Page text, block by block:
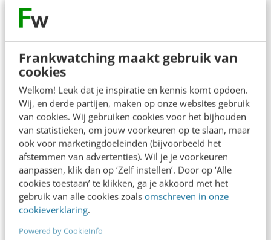
Frankwatching maakt gebruik van
cookies
Welkom! Leuk dat je inspiratie en kennis komt opdoen.
Wij, en derde partijen, maken op onze websites gebruik
van cookies. Wij gebruiken cookies voor het bijhouden
van statistieken, om jouw voorkeuren op te slaan, maar
ook voor marketingdoeleinden (bijvoorbeeld het
afstemmen van advertenties). Wil je je voorkeuren
aanpassen, klik dan op ‘Zelf instellen’. Door op ‘Alle
cookies toestaan’ te klikken, ga je akkoord met het
gebruik van alle cookies zoals omschreven in onze
cookieverklaring.
Powered by CookieInfo
kan mensen daarom over de streep trekken om
het leren weer op te pakken. Dat is een stuk
effectiever dan gewoon stoppen met het
sturen van meldingen.
6. Belonen
Wie wilt er nu geen beloning krijgen na hard te
hebben gewerkt? Als je mensen beloont voor
bepaald gedrag, zijn ze geneigd dit vaker te
vertonen. Duolingo weet dit maar al te goed.
Het programma beloont je daarom op